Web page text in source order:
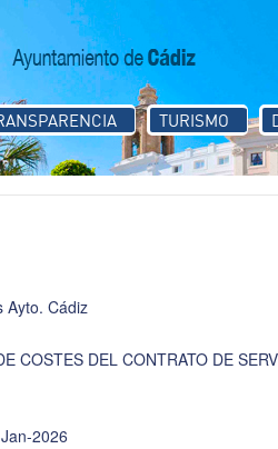
TURISMO
Ayto. Cádiz
COSTES DEL CONTRATO DE
2026